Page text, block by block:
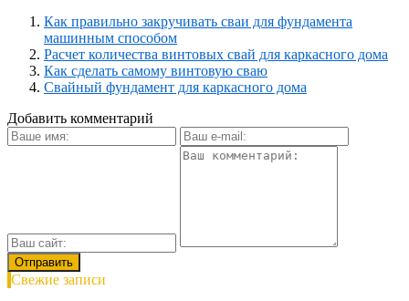
Как правильно закручивать сваи для фундамента
машинным способом
Расчет количества винтовых свай для каркасного дома
Как сделать самому винтовую сваю
Свайный фундамент для каркасного дома
Добавить комментарий
Свежие записи